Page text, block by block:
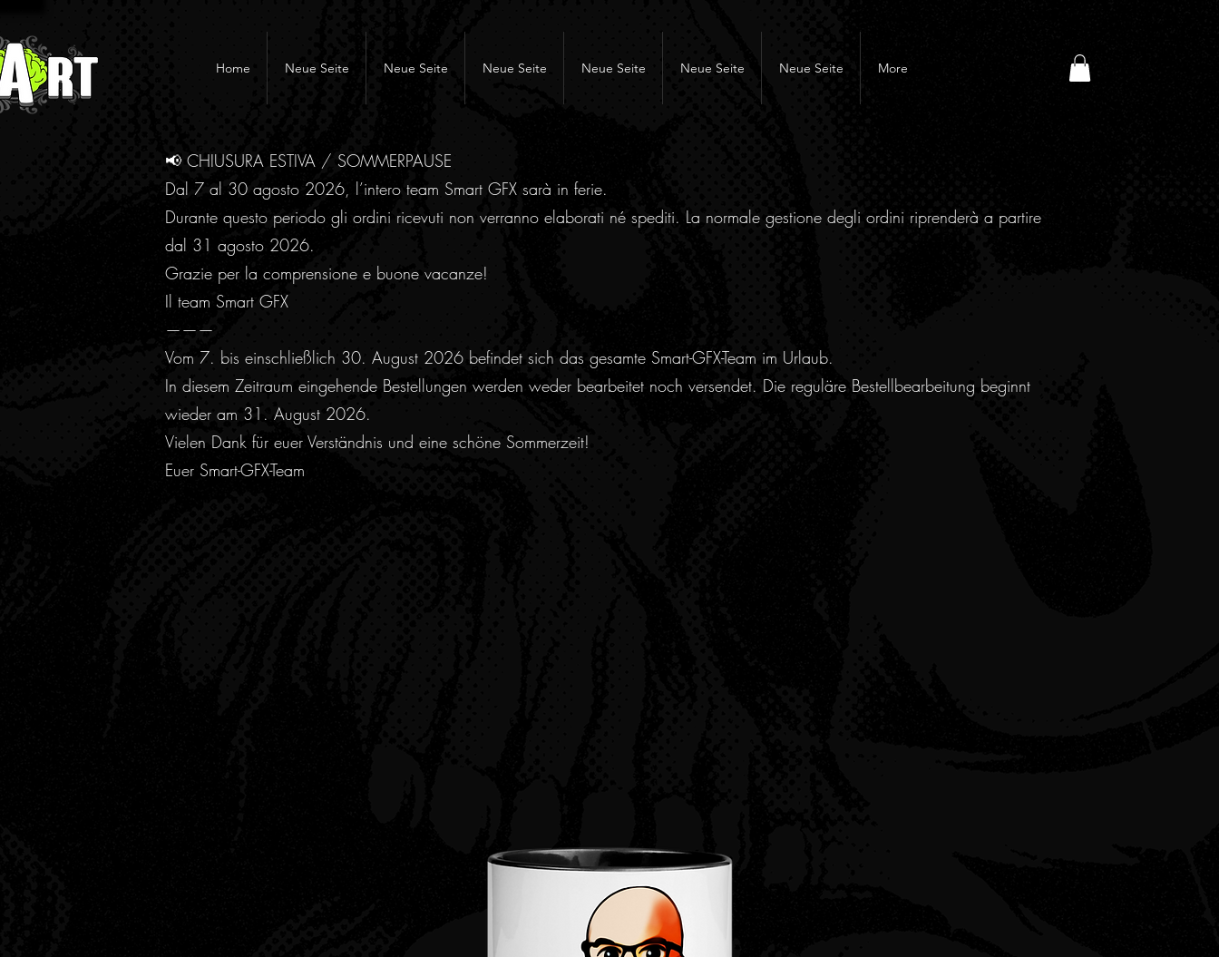
Home Neue Seite Neue Seite Neue Seite Neue Seite Neue Seite Neue Seite More
📢 CHIUSURA ESTIVA / SOMMERPAUSE
Dal 7 al 30 agosto 2026, l’intero team Smart GFX sarà in ferie.
Durante questo periodo gli ordini ricevuti non verranno elaborati né spediti. La normale gestione degli ordini riprenderà a partire
dal 31 agosto 2026.
Grazie per la comprensione e buone vacanze!
Il team Smart GFX
———
Vom 7. bis einschließlich 30. August 2026 befindet sich das gesamte Smart-GFX-Team im Urlaub.
In diesem Zeitraum eingehende Bestellungen werden weder bearbeitet noch versendet. Die reguläre Bestellbearbeitung beginnt
wieder am 31. August 2026.
Vielen Dank für euer Verständnis und eine schöne Sommerzeit!
Euer Smart-GFX-Team